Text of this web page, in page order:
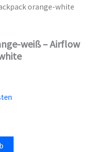
orange-white
weiß – Airflow